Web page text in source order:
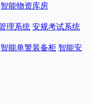
智能物资库房
理系统 安规考试系统
智能单警装备柜 智能安